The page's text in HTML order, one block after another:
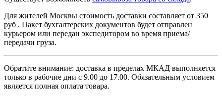
Для жителей Москвы стоимость доставки составляет от 350
руб . Пакет бухгалтерских документов будет отправлен
курьером или передан экспедитором во время приема/
передачи груза.
Обратите внимание: доставка в пределах МКАД выполняется
только в рабочие дни с 9.00 до 17.00. Обязательным условием
является полная оплата товара.